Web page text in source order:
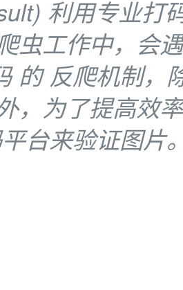
利用专业打
虫工作中，会
的反爬机制，
，为了提高效
台来验证图片